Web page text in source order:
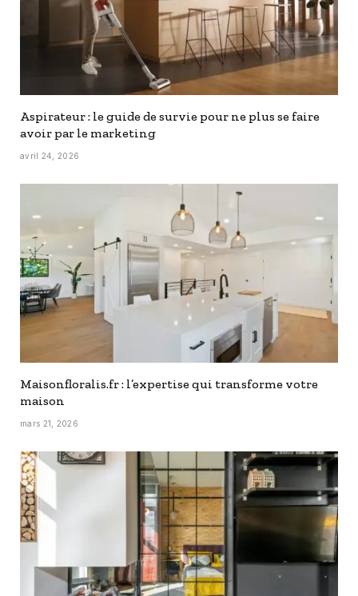
Aspirateur : le guide de survie pour ne plus se faire
avoir par le marketing
avril 24, 2026
Maisonfloralis.fr : l’expertise qui transforme votre
maison
mars 21, 2026